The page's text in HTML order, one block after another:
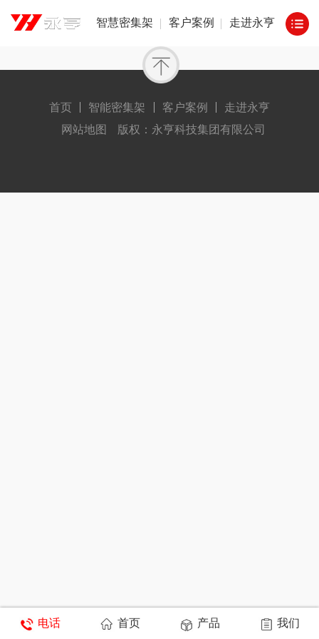
智慧密集架 客户案例 走进永亨
首页 智能密集架 客户案例
走进永亨
网站地图
版权：永亨科技集团有限公司
电话 首页 产品 我们